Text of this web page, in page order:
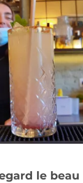
le